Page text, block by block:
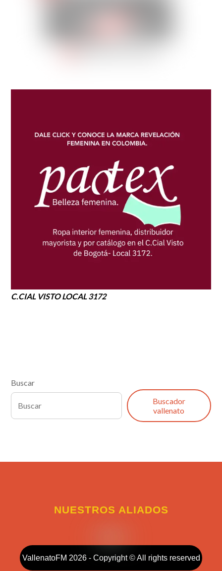
C.CIAL VISTO LOCAL 3172
Buscar
Buscador
vallenato
NUESTROS ALIADOS
VallenatoFM 2026 - Copyright © All rights reserved